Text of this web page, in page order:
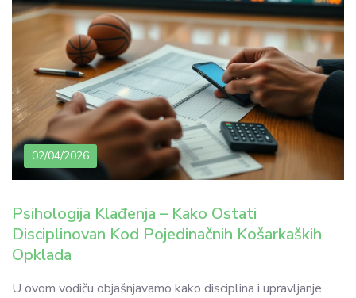
02/04/2026
Psihologija Klađenja – Kako Ostati
Disciplinovan Kod Pojedinačnih Košarkaških
Opklada
U ovom vodiču objašnjavamo kako disciplina i upravljanje